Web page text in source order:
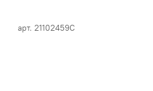
арт. 21102459С